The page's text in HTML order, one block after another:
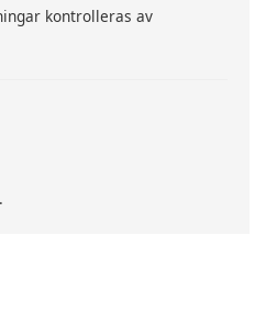
kontrolleras av